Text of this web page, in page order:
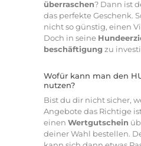
überraschen? Dann ist
das perfekte Geschenk.
nicht so günstig, einen
Doch in seine
beschäftigung zu
Wofür kann man den
nutzen?
Bist du dir nicht sicher,
Angebote das Richtige
einen Wertgutschein
deiner Wahl bestellen.